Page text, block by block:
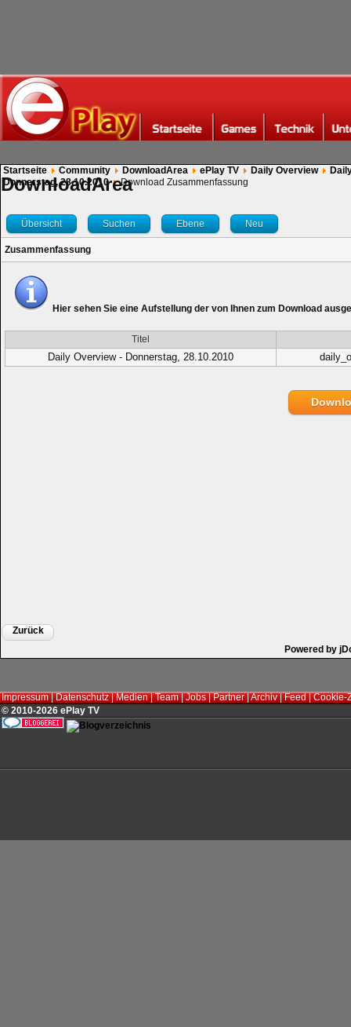
Startseite Community DownloadArea ePlay TV Daily Overview
Donnerstag, 28.10.2010
Download Zusammenfassung
DownloadArea
Übersicht Suchen Ebene Neu
Zusammenfassung
Hier sehen Sie eine Aufstellung der von Ihnen zum Download
Titel
Daily Overview - Donnerstag, 28.10.2010
Zurück
Powered by
Impressum|Datenschutz|Medien|Team|Jobs|Partner|Archiv|Feed|Cookie-
© 2010-2026 ePlay TV